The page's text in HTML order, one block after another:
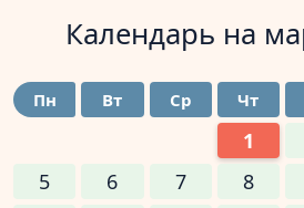
Календарь на
Пн Вт Ср Чт
1
5
6 7 8